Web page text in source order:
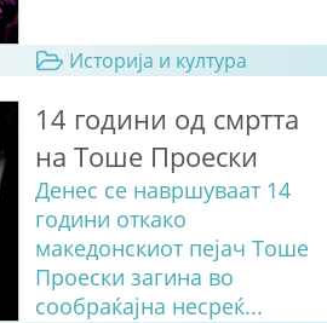
Историја и култура
14 години од смртта
на Тоше Проески
Денес се навршуваат 14
години откако
македонскиот пејач Тоше
Проески загина во
сообраќајна несреќ...